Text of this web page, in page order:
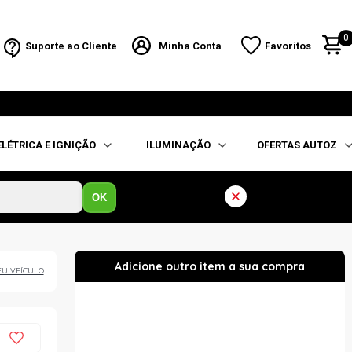
Suporte ao Cliente Minha Conta Favoritos
0
E IGNIÇÃO ILUMINAÇÃO OFERTAS AUTOZ
OK
VEÍCULO